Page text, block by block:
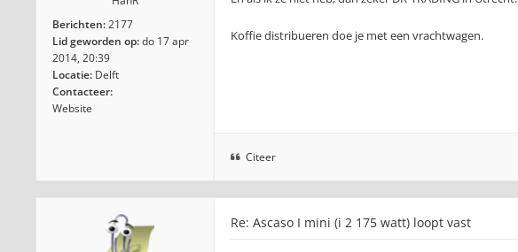
Berichten:2177
Lid geworden op:do 17 apr
2014, 20:39
Locatie: Delft
Contacteer:
Website
Koffie distribueren doe je met een vrachtwagen.
Citeer
Re: Ascaso I mini (i 2 175 watt) loopt vast